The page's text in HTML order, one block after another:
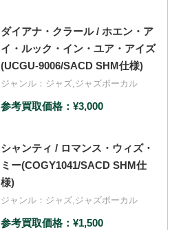
ダイアナ・クラール / ホエン・ア
イ・ルック・イン・ユア・アイズ
(UCGU-9006/SACD SHM仕様)
ジャンル： ジャズ ジャズボーカル
参考買取価格：¥3,000
シャンティ / ロマンス・ウィズ・
ミー(COGY1041/SACD SHM仕
様)
ジャンル： ジャズ ジャズボーカル
参考買取価格：¥1,500